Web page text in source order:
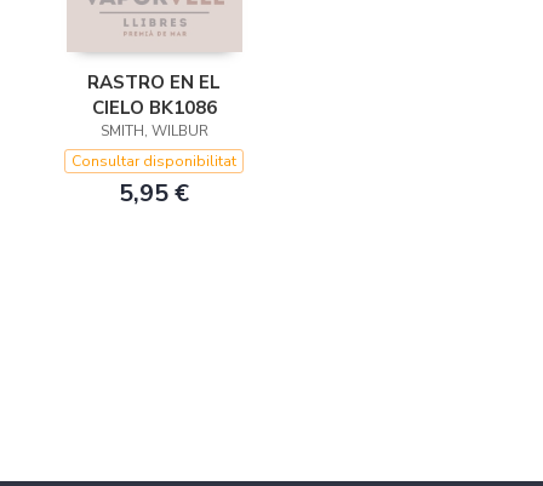
RASTRO EN EL
CIELO BK1086
SMITH, WILBUR
Consultar disponibilitat
5,95 €